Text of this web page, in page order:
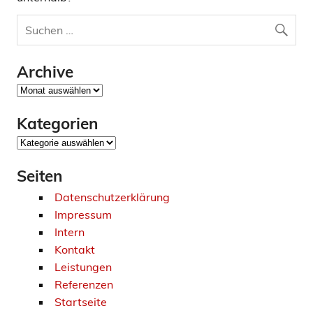
Archive
Archive
Kategorien
Kategorien
Seiten
Datenschutzerklärung
Impressum
Intern
Kontakt
Leistungen
Referenzen
Startseite